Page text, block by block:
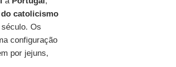
catolicismo
Os
configuração
por jejuns,